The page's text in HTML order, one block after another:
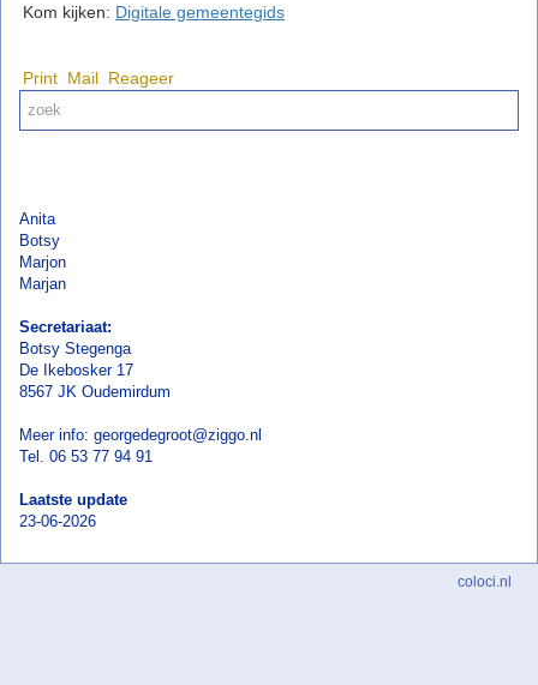
Kom kijken: Digitale gemeentegids
Print Mail Reageer
Anita
Botsy
Marjon
Marjan
Secretariaat:
Botsy Stegenga
De Ikebosker 17
8567 JK Oudemirdum
Meer info: georgedegroot@ziggo.nl
Tel. 06 53 77 94 91
Laatste update
23-06-2026
coloci.nl